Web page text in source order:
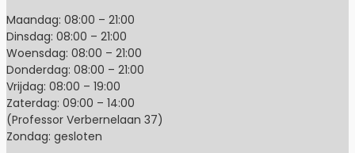
Maandag: 08:00 – 21:00
Dinsdag: 08:00 – 21:00
Woensdag: 08:00 – 21:00
Donderdag: 08:00 – 21:00
Vrijdag: 08:00 – 19:00
Zaterdag: 09:00 – 14:00
(Professor Verbernelaan 37)
Zondag: gesloten